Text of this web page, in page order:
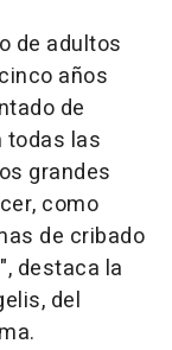
de adultos
años
de
todas las
grandes
como
de cribado
destaca la
del